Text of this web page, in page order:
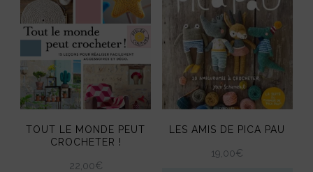
TOUT LE MONDE PEUT
CROCHETER !
22,00€
LES AMIS DE PICA PAU
19,00€